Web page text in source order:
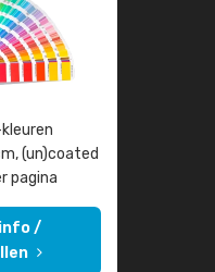
(un)coated
pagina
/